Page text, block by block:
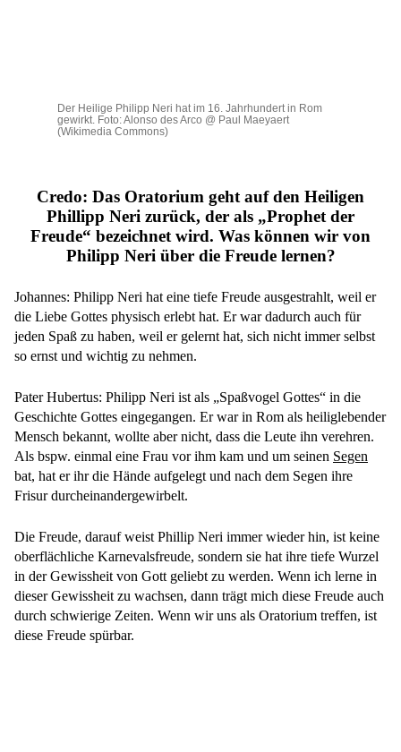
Der Heilige Philipp Neri hat im 16. Jahrhundert in Rom
gewirkt. Foto: Alonso des Arco @ Paul Maeyaert
(Wikimedia Commons)
Credo: Das Oratorium geht auf den Heiligen
Phillipp Neri zurück, der als „Prophet der
Freude“ bezeichnet wird. Was können wir von
Philipp Neri über die Freude lernen?
Johannes: Philipp Neri hat eine tiefe Freude ausgestrahlt, weil er
die Liebe Gottes physisch erlebt hat. Er war dadurch auch für
jeden Spaß zu haben, weil er gelernt hat, sich nicht immer selbst
so ernst und wichtig zu nehmen.
Pater Hubertus: Philipp Neri ist als „Spaßvogel Gottes“ in die
Geschichte Gottes eingegangen. Er war in Rom als heiliglebender
Mensch bekannt, wollte aber nicht, dass die Leute ihn verehren.
Als bspw. einmal eine Frau vor ihm kam und um seinen Segen
bat, hat er ihr die Hände aufgelegt und nach dem Segen ihre
Frisur durcheinandergewirbelt.
Die Freude, darauf weist Phillip Neri immer wieder hin, ist keine
oberflächliche Karnevalsfreude, sondern sie hat ihre tiefe Wurzel
in der Gewissheit von Gott geliebt zu werden. Wenn ich lerne in
dieser Gewissheit zu wachsen, dann trägt mich diese Freude auch
durch schwierige Zeiten. Wenn wir uns als Oratorium treffen, ist
diese Freude spürbar.